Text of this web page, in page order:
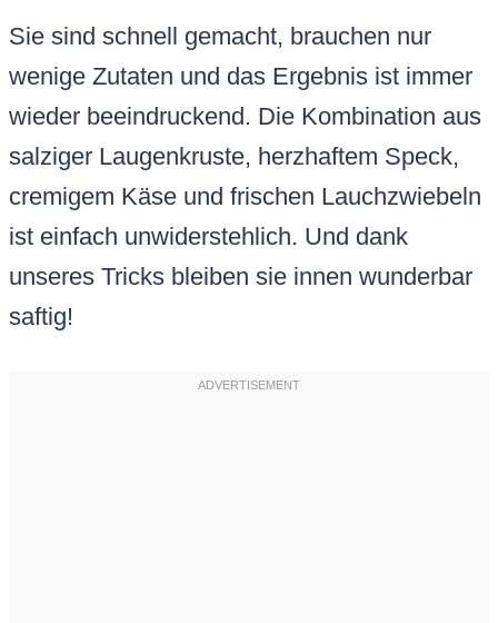
Sie sind schnell gemacht, brauchen nur
wenige Zutaten und das Ergebnis ist immer
wieder beeindruckend. Die Kombination aus
salziger Laugenkruste, herzhaftem Speck,
cremigem Käse und frischen Lauchzwiebeln
ist einfach unwiderstehlich. Und dank
unseres Tricks bleiben sie innen wunderbar
saftig!